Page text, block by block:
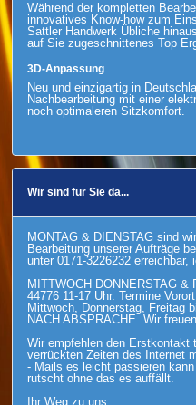
Wir sind für Sie da...
MONTAG & DIENSTAG sind
Bearbeitung unserer Aufträge
unter 0171-3226232 erreichbar,
MITTWOCH DONNERSTAG
44776 11-17 Uhr. Termine
Mittwoch, Donnerstag, Freitag
NACH ABSPRACHE. Wir
Wir empfehlen den Erstkontakt
verrückten Zeiten des Internet
- Mails es leicht passieren
rutscht ohne das es auffällt.
Ihr Weg zu uns:
Während der kompletten
innovatives Know-how zum
Sattler Handwerk Übliche
auf Sie zugeschnittenes Top
3D-Anpassung
Neu und einzigartig in
Nachbearbeitung mit einer
noch optimaleren Sitzkomfort.